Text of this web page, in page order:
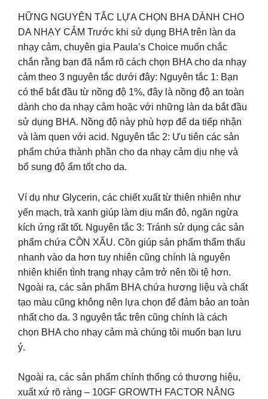
HỮNG NGUYÊN TẮC LỰA CHỌN BHA DÀNH CHO
DA NHẠY CẢM Trước khi sử dụng BHA trên làn da
nhạy cảm, chuyên gia Paula’s Choice muốn chắc
chắn rằng bạn đã nắm rõ cách chọn BHA cho da nhạy
cảm theo 3 nguyên tắc dưới đây: Nguyên tắc 1: Bạn
có thể bắt đầu từ nồng độ 1%, đây là nồng độ an toàn
dành cho da nhạy cảm hoặc với những làn da bắt đầu
sử dụng BHA. Nồng độ này phù hợp để da tiếp nhận
và làm quen với acid. Nguyên tắc 2: Ưu tiên các sản
phẩm chứa thành phần cho da nhạy cảm dịu nhẹ và
bổ sung độ ẩm tốt cho da.
Ví dụ như Glycerin, các chiết xuất từ thiên nhiên như
yến mạch, trà xanh giúp làm dịu mẩn đỏ, ngăn ngừa
kích ứng rất tốt. Nguyên tắc 3: Tránh sử dụng các sản
phẩm chứa CỒN XẤU. Cồn giúp sản phẩm thẩm thấu
nhanh vào da hơn tuy nhiên cũng chính là nguyên
nhiên khiến tình trạng nhạy cảm trở nên tồi tệ hơn.
Ngoài ra, các sản phẩm BHA chứa hương liệu và chất
tạo màu cũng không nên lựa chọn để đảm bảo an toàn
nhất cho da. 3 nguyên tắc trên cũng chính là cách
chọn BHA cho nhạy cảm mà chúng tôi muốn bạn lưu
ý.
Ngoài ra, các sản phẩm chính thống có thương hiệu,
xuất xứ rõ ràng – 10GF GROWTH FACTOR NÂNG